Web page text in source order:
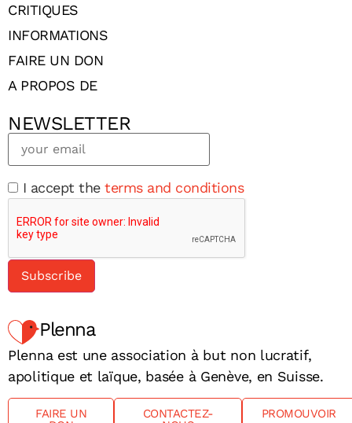
CRITIQUES
INFORMATIONS
FAIRE UN DON
A PROPOS DE
NEWSLETTER
I accept the terms and conditions
Plenna
Plenna est une association à but non lucratif,
apolitique et laïque, basée à Genève, en Suisse.
FAIRE UN
CONTACTEZ-
PROMOUVOIR